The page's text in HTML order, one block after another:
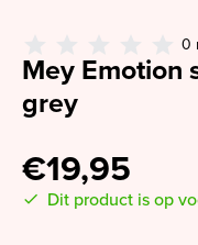
0
Mey Emotion
grey
€19,95
Dit product is op